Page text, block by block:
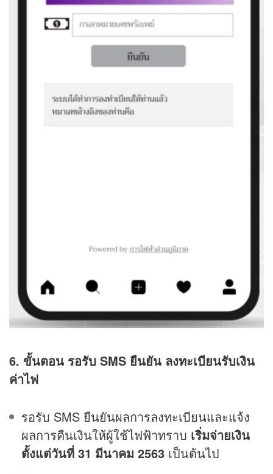
6. ขั้นตอน รอรับ SMS ยืนยัน ลงทะเบียนรับเงิน
ค่าไฟ
รอรับ SMS ยืนยันผลการลงทะเบียนและแจ้ง
ผลการคืนเงินให้ผู้ใช้ไฟฟ้าทราบ เริ่มจ่ายเงิน
ตั้งแต่วันที่ 31 มีนาคม 2563 เป็นต้นไป